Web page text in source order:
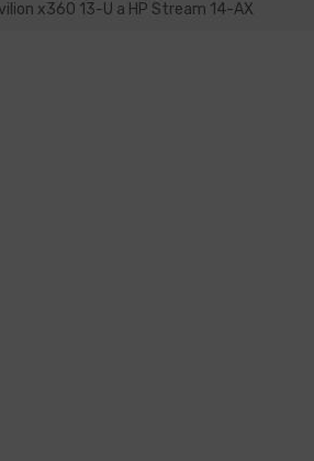
x360 13-U a HP Stream 14-AX